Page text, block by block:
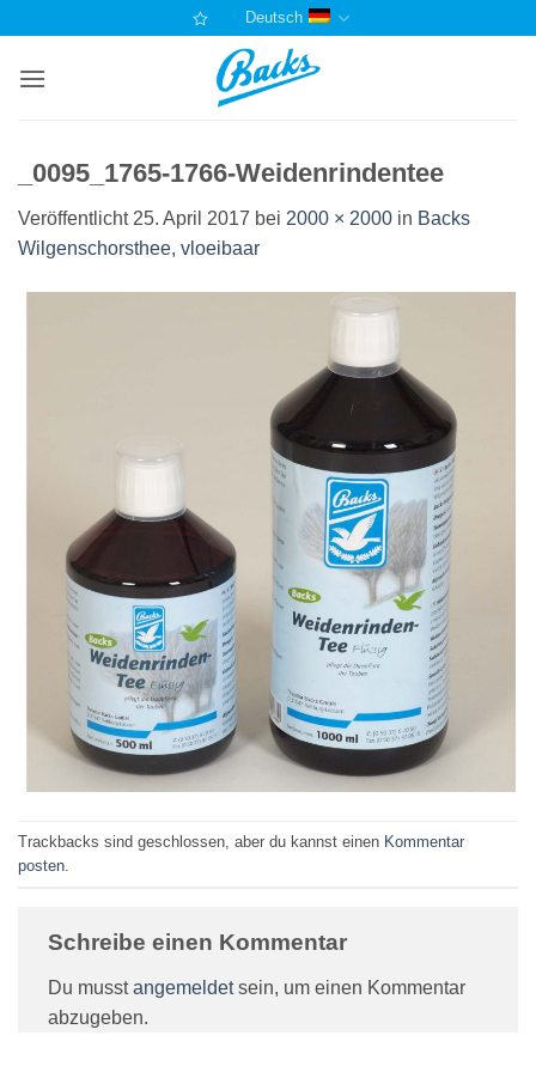
springen
Deutsch
_0095_1765-1766-Weidenrindentee
Veröffentlicht 25. April 2017 bei 2000 × 2000 in Backs
Wilgenschorsthee, vloeibaar
Trackbacks sind geschlossen, aber du kannst einen Kommentar
posten
Schreibe einen Kommentar
Du musstangemeldetsein, um einen Kommentar
abzugeben.